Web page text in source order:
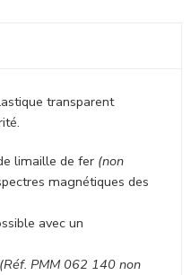
transparent
limaille de fer (non
magnétiques des
avec un
PMM 062 140 non